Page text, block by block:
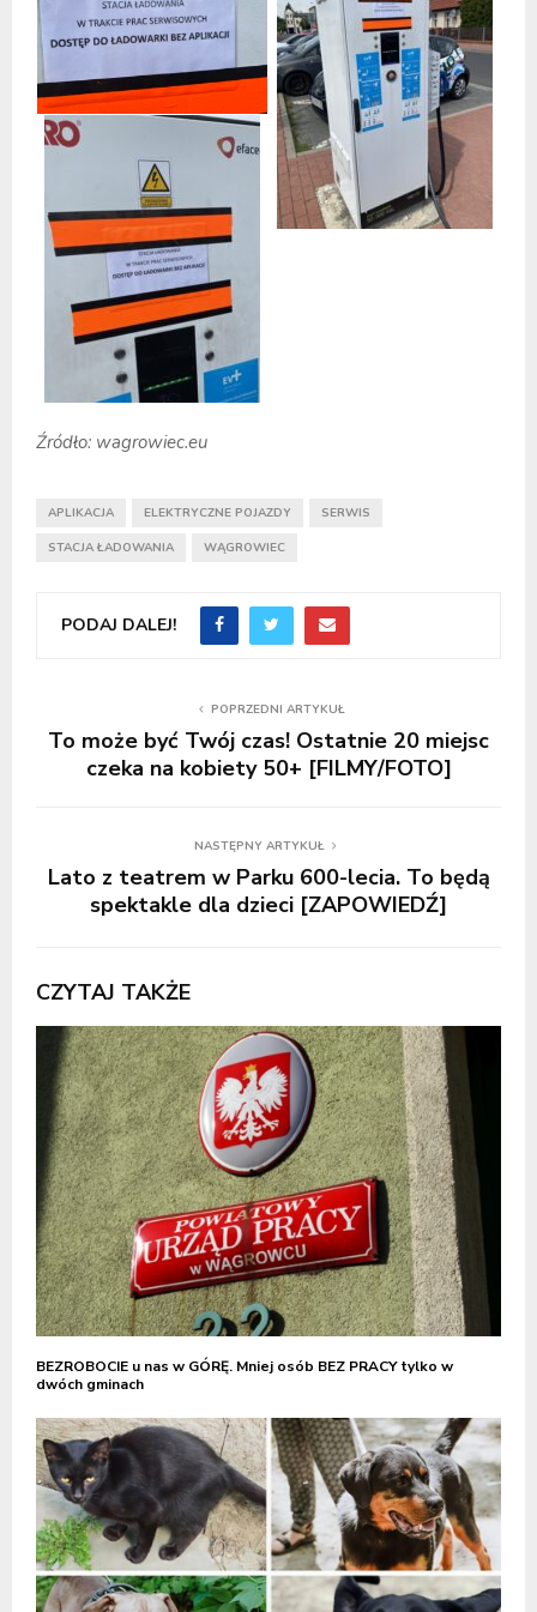
Źródło: wagrowiec.eu
APLIKACJA ELEKTRYCZNE POJAZDY SERWIS
STACJA ŁADOWANIA WĄGROWIEC
PODAJ DALEJ!
POPRZEDNI ARTYKUŁ
To może być Twój czas! Ostatnie 20 miejsc
czeka na kobiety 50+ [FILMY/FOTO]
NASTĘPNY ARTYKUŁ
Lato z teatrem w Parku 600-lecia. To będą
spektakle dla dzieci [ZAPOWIEDŹ]
CZYTAJ TAKŻE
BEZROBOCIE u nas w GÓRĘ. Mniej osób BEZ PRACY tylko w
dwóch gminach